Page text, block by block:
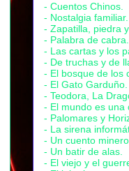
- Cuentos Chinos.
- Nostalgia familiar.
- Zapatilla, piedra y
- Palabra de cabra.
- Las cartas y los
- De truchas y de
- El bosque de los
- El Gato Garduño.
- Teodora, La
- El mundo es una
- Palomares y
- La sirena
- Un cuento minero.
- Un batir de alas.
- El viejo y el